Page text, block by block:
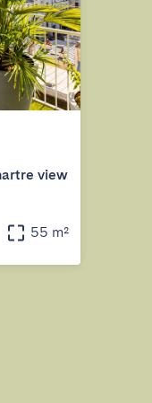
view
55 m²